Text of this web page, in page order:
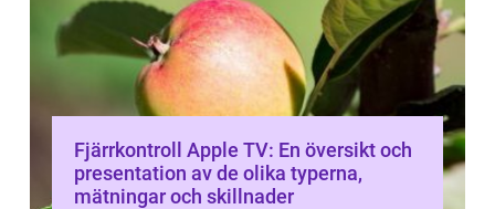
Fjärrkontroll Apple TV: En översikt och
presentation av de olika typerna,
mätningar och skillnader